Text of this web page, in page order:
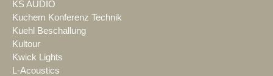
KS AUDIO
Kuchem Konferenz Technik
Kuehl Beschallung
Kultour
Kwick Lights
L-Acoustics